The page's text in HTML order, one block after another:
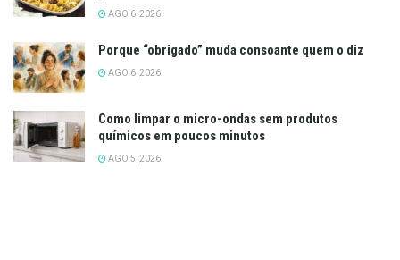
AGO 6, 2026
Porque “obrigado” muda consoante quem o diz
AGO 6, 2026
Como limpar o micro-ondas sem produtos
químicos em poucos minutos
AGO 5, 2026